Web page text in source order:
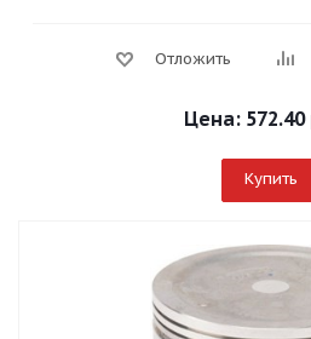
Отложить
Цена: 572.40
Купить